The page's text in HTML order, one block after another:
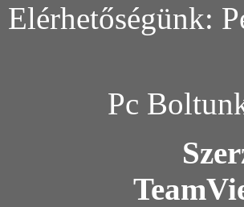
Elérhetőségünk:
Pc